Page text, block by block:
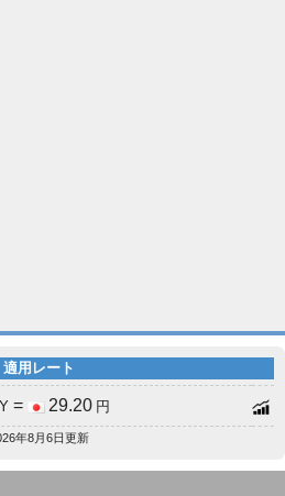
適用レート
= 29.20 円
年8月6日更新